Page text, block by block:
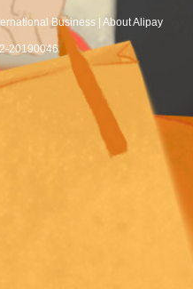
Business About Alipay
20190046